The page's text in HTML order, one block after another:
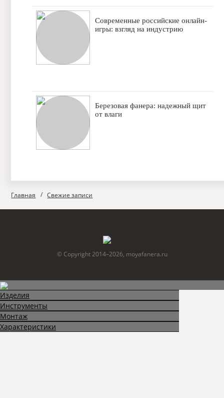
Современные российские онлайн-
игры: взгляд на индустрию
Березовая фанера: надежный щит
от влаги
Главная Свежие записи
© Copyright 2014–2026, moyafanera.ru
Изделия
Инструменты
Монтаж
Характеристики